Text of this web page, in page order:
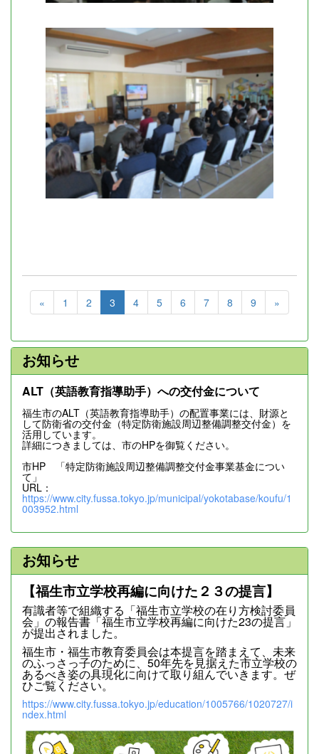
« 1 2 3 4 5 6 7 8 9 »
お知らせ
ALT（英語教育指導助手）への交付金について
福生市のALT（英語教育指導助手）の配置事業には、財源と
して防衛省の交付金（特定防衛施設周辺整備調整交付金）を
活用しています。
詳細につきましては、市のHPを御覧ください。
市HP 「特定防衛施設周辺整備調整交付金事業基金につい
て」
URL：
https://www.city.fussa.tokyo.jp/municipal/yokotabase/koufu/1
003952.html
お知らせ
【福生市立学校再編に向けた２３の提言】
有識者等で組織する「福生市立学校の在り方検討委員
会」の報告書「福生市立学校再編に向けた23の提言」
が提出されました。
福生市・福生市教育委員会は本提言を踏まえて、未来
のふっさっ子のために、50年先を見据えた市立学校の
あるべき姿の具現化に向けて取り組んでいきます。ぜ
ひご覧ください。
https://www.city.fussa.tokyo.jp/education/1005766/1020727/i
ndex.html